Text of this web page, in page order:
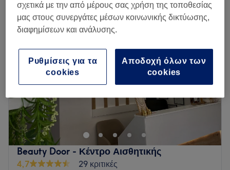
Beauty Door - Κέντρο Αισθητικής
4,7
29 κριτικές
σχετικά με την από μέρους σας χρήση της τοποθεσίας
μας στους συνεργάτες μέσων κοινωνικής δικτύωσης,
διαφημίσεων και ανάλυσης.
Αποδοχή όλων των
cookies
Ρυθμίσεις για τα
cookies